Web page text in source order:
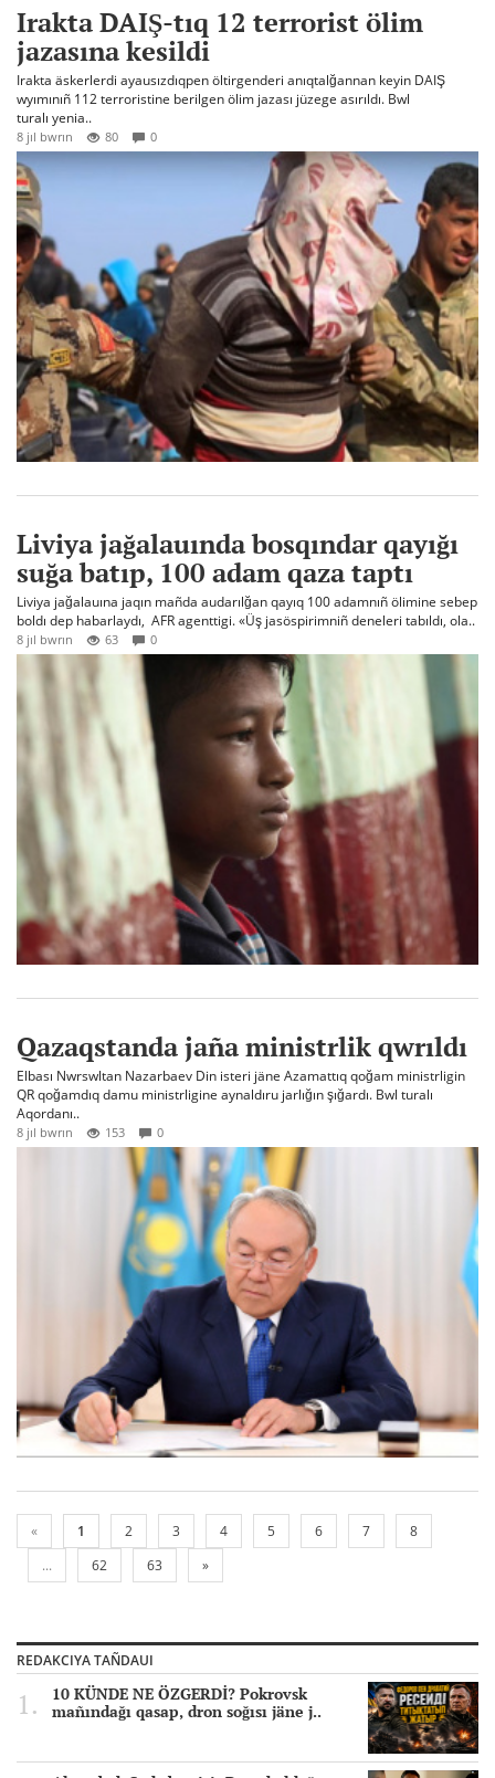
Irakta DAIŞ-tıq 12 terrorist ölim
jazasına kesildi
Irakta äskerlerdi ayausızdıqpen öltirgenderi anıqtalğannan keyin DAIŞ
wyımınıñ 112 terroristine berilgen ölim jazası jüzege asırıldı. Bwl
turalı yenia..
8 jıl bwrın 80 0
Liviya jağalauında bosqındar qayığı
suğa batıp, 100 adam qaza taptı
Liviya jağalauına jaqın mañda audarılğan qayıq 100 adamnıñ ölimine sebep
boldı dep habarlaydı, AFR agenttigi. «Üş jasöspirimniñ deneleri tabıldı, ola..
8 jıl bwrın 63 0
Qazaqstanda jaña ministrlik qwrıldı
Elbası Nwrswltan Nazarbaev Din isteri jäne Azamattıq qoğam ministrligin
QR qoğamdıq damu ministrligine aynaldıru jarlığın şığardı. Bwl turalı
Aqordanı..
8 jıl bwrın 153 0
« 1 2 3 4 5 6 7
8
...
62 63 »
REDAKCIYA TAÑDAUI
10 KÜNDE NE ÖZGERDİ? Pokrovsk
mañındağı qasap, dron soğısı jäne j..